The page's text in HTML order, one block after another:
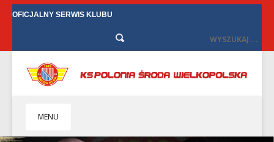
OFICJALNY SERWIS KLUBU
MENU